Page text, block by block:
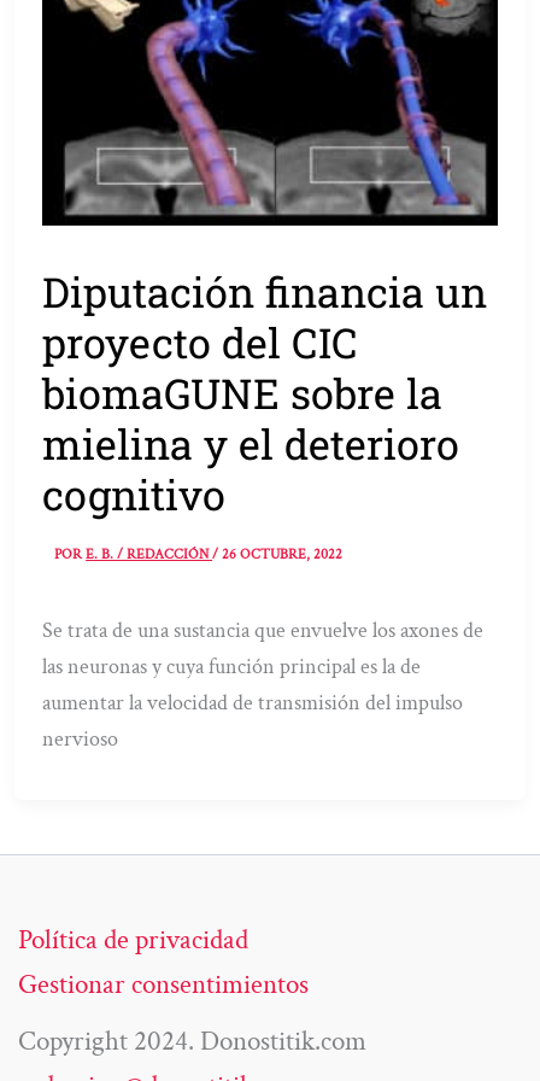
Diputación financia un
proyecto del CIC
biomaGUNE sobre la
mielina y el deterioro
cognitivo
PORE. B. / REDACCIÓN/26 OCTUBRE, 2022
Se trata de una sustancia que envuelve los axones de
las neuronas y cuya función principal es la de
aumentar la velocidad de transmisión del impulso
nervioso
Política de privacidad
Gestionar consentimientos
Copyright 2024. Donostitik.com